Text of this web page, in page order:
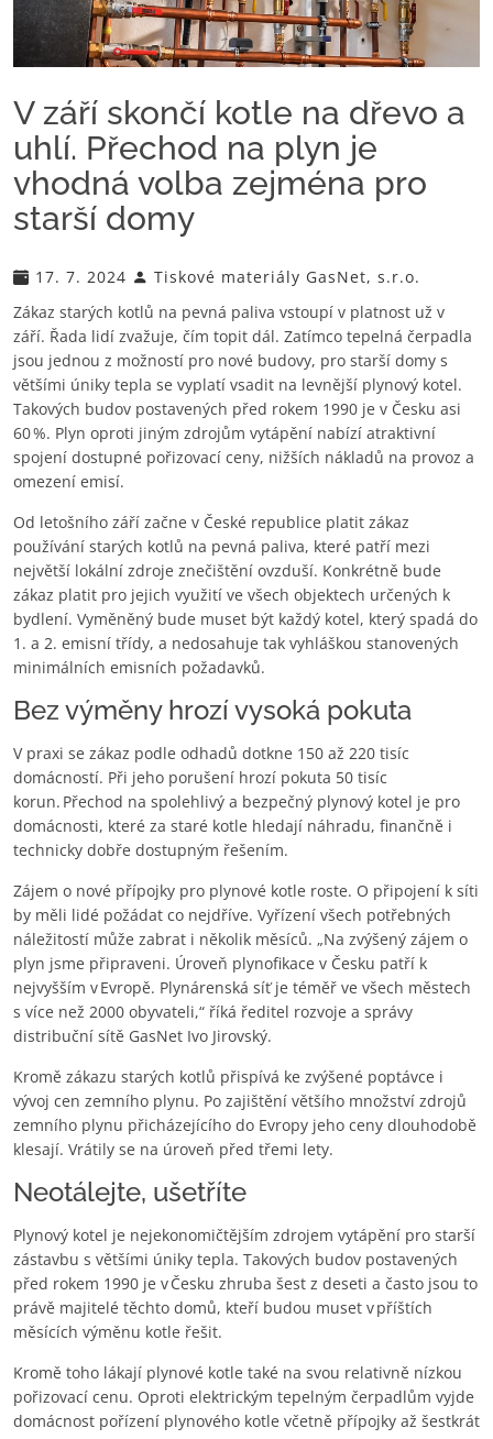
V září skončí kotle na dřevo a
uhlí. Přechod na plyn je
vhodná volba zejména pro
starší domy
17. 7. 2024
Tiskové materiály GasNet, s.r.o.
Zákaz starých kotlů na pevná paliva vstoupí v platnost už v
září. Řada lidí zvažuje, čím topit dál. Zatímco tepelná čerpadla
jsou jednou z možností pro nové budovy, pro starší domy s
většími úniky tepla se vyplatí vsadit na levnější plynový kotel.
Takových budov postavených před rokem 1990 je v Česku asi
60 %. Plyn oproti jiným zdrojům vytápění nabízí atraktivní
spojení dostupné pořizovací ceny, nižších nákladů na provoz a
omezení emisí.
Od letošního září začne v České republice platit zákaz
používání starých kotlů na pevná paliva, které patří mezi
největší lokální zdroje znečištění ovzduší. Konkrétně bude
zákaz platit pro jejich využití ve všech objektech určených k
bydlení. Vyměněný bude muset být každý kotel, který spadá do
1. a 2. emisní třídy, a nedosahuje tak vyhláškou stanovených
minimálních emisních požadavků.
Bez výměny hrozí vysoká pokuta
V praxi se zákaz podle odhadů dotkne 150 až 220 tisíc
domácností. Při jeho porušení hrozí pokuta 50 tisíc
korun. Přechod na spolehlivý a bezpečný plynový kotel je pro
domácnosti, které za staré kotle hledají náhradu, finančně i
technicky dobře dostupným řešením.
Zájem o nové přípojky pro plynové kotle roste. O připojení k síti
by měli lidé požádat co nejdříve. Vyřízení všech potřebných
náležitostí může zabrat i několik měsíců. „Na zvýšený zájem o
plyn jsme připraveni. Úroveň plynofikace v Česku patří k
nejvyšším v Evropě. Plynárenská síť je téměř ve všech městech
s více než 2000 obyvateli,“ říká ředitel rozvoje a správy
distribuční sítě GasNet Ivo Jirovský.
Kromě zákazu starých kotlů přispívá ke zvýšené poptávce i
vývoj cen zemního plynu. Po zajištění většího množství zdrojů
zemního plynu přicházejícího do Evropy jeho ceny dlouhodobě
klesají. Vrátily se na úroveň před třemi lety.
Neotálejte, ušetříte
Plynový kotel je nejekonomičtějším zdrojem vytápění pro starší
zástavbu s většími úniky tepla. Takových budov postavených
před rokem 1990 je v Česku zhruba šest z deseti a často jsou to
právě majitelé těchto domů, kteří budou muset v příštích
měsících výměnu kotle řešit.
Kromě toho lákají plynové kotle také na svou relativně nízkou
pořizovací cenu. Oproti elektrickým tepelným čerpadlům vyjde
domácnost pořízení plynového kotle včetně přípojky až šestkrát